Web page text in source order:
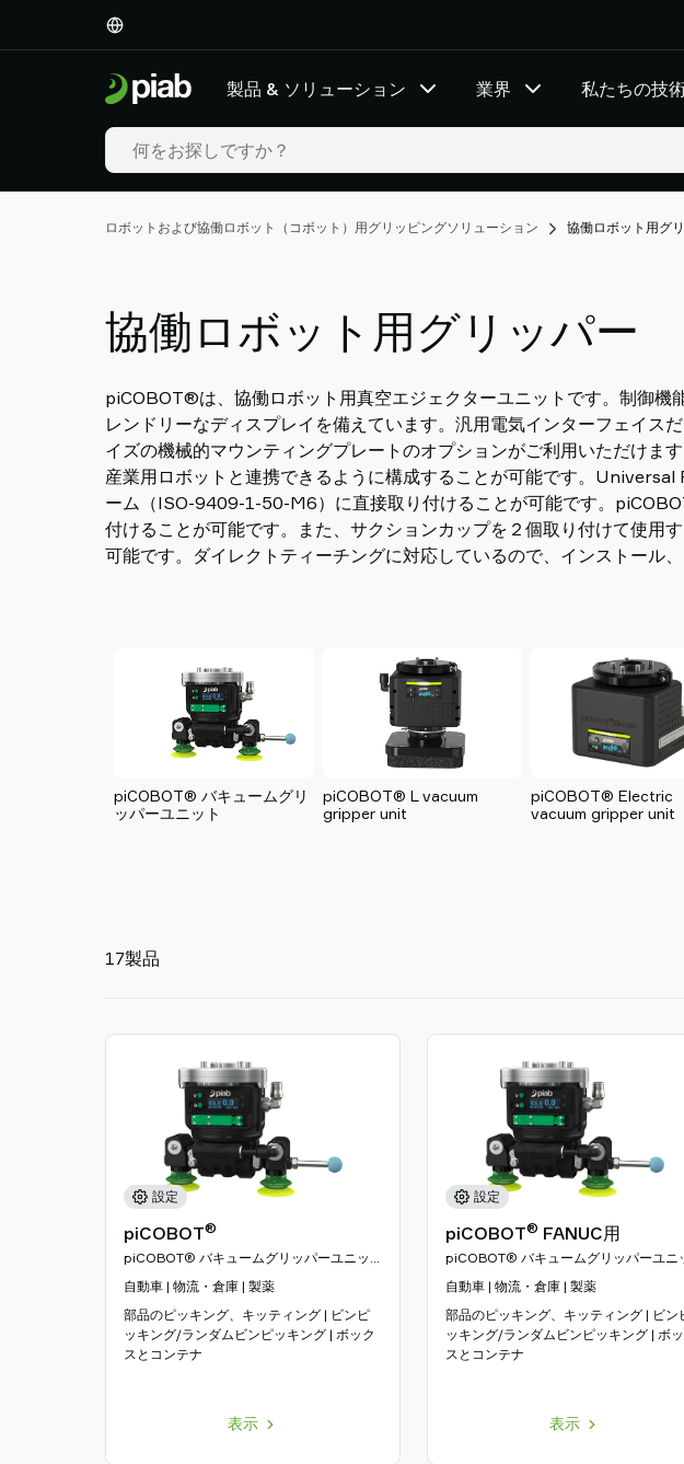
製品 & ソリューション 業界 私たちの技
ロボットおよび協働ロボット（コボット）用グリッピングソリューション 協働ロボット用グ
協働ロボット用グリッパー
piCOBOT®は、協働ロボット用真空エジェクターユニットです。制御機
レンドリーなディスプレイを備えています。汎用電気インターフェイス
イズの機械的マウンティングプレートのオプションがご利用いただけま
産業用ロボットと連携できるように構成することが可能です。
ーム（ISO-9409-1-50-M6）に直接取り付けることが可能です。
付けることが可能です。また、サクションカップを２個取り付けて使用
可能です。ダイレクトティーチングに対応しているので、インストール
piCOBOT® バキュームグリ
ッパーユニット
piCOBOT® L vacuum
gripper unit
piCOBOT® Electric
vacuum gripper unit
17製品
設定
piCOBOT®
piCOBOT® バキュームグリッパーユニッ
ト
自動車 | 物流・倉庫 | 製薬
部品のピッキング、キッティング | ビンピ
ッキング/ランダムビンピッキング | ボック
スとコンテナ
表示
設定
piCOBOT® FANUC用
piCOBOT® バキュームグリッパーユニ
ト
自動車 | 物流・倉庫 | 製薬
部品のピッキング、キッティング | ビン
ッキング/ランダムビンピッキング | ボ
スとコンテナ
表示
シ
Resources